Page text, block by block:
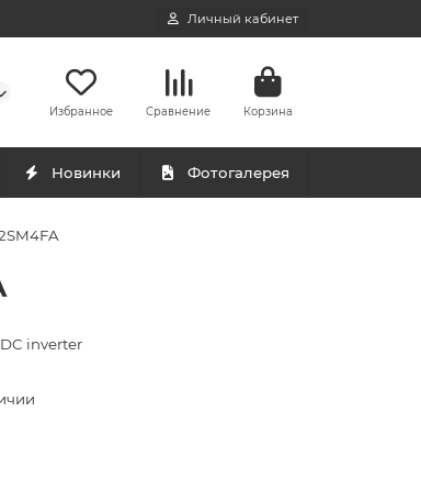
Личный кабинет
Избранное Сравнение Корзина
Новинки Фотогалерея
inverter